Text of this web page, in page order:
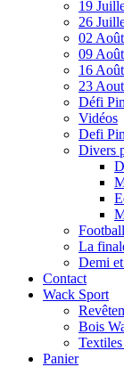
19
26
02
09
16
23
Défi
Vidéos
Defi
Divers
La
Demi
Contact
Wack Sport
Bois
Panier